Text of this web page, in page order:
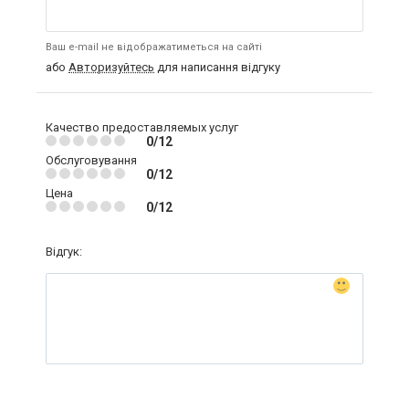
Ваш e-mail не відображатиметься на сайті
або Авторизуйтесь для написання відгуку
Качество предоставляемых услуг
0/12
Обслуговування
0/12
Цена
0/12
Відгук: